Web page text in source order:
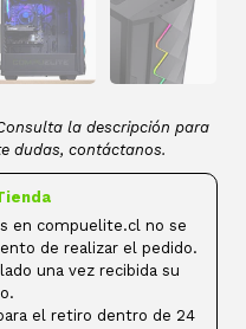
la descripción para
dudas, contáctanos.
en compuelite.cl no se
de realizar el pedido.
una vez recibida su
el retiro dentro de 24